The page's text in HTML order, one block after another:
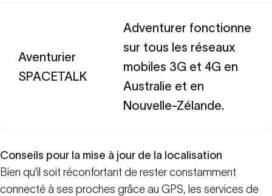
Aventurier
SPACETALK
Adventurer fonctionne
sur tous les réseaux
mobiles 3G et 4G en
Australie et en
Nouvelle-Zélande.
Conseils pour la mise à jour de la localisation
Bien qu'il soit réconfortant de rester constamment
connecté à ses proches grâce au GPS, les services de